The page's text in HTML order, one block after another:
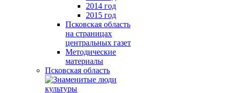
2014 год
2015 год
Псковская область
на страницах
центральных газет
Методические
материалы
Псковская область